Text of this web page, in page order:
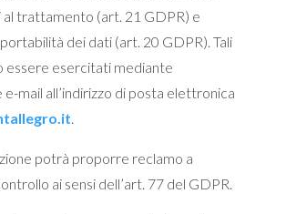
trattamento (art. 21 GDPR) e
dei dati (art. 20 GDPR). Tali
essere esercitati mediante
e-mail all’indirizzo di posta elettronica
.
potrà proporre reclamo a
ai sensi dell’art. 77 del GDPR.